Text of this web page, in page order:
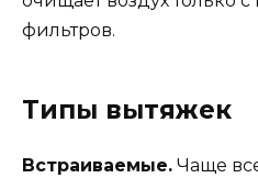
фильтров.
Типы вытяжек
Встраиваемые. Чаще